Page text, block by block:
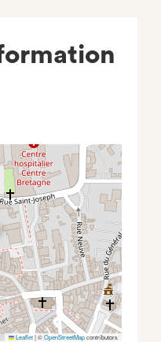
Leaflet|©OpenStreetMapcontributors